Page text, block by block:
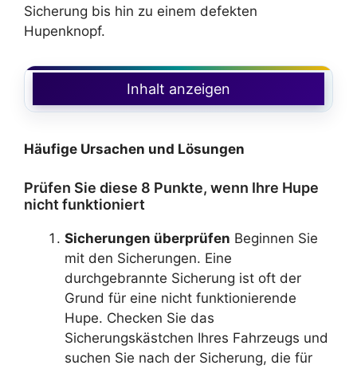
Sicherung bis hin zu einem defekten
Hupenknopf.
Inhalt anzeigen
Häufige Ursachen und Lösungen
Prüfen Sie diese 8 Punkte, wenn Ihre Hupe
nicht funktioniert
Sicherungen überprüfen Beginnen Sie
mit den Sicherungen. Eine
durchgebrannte Sicherung ist oft der
Grund für eine nicht funktionierende
Hupe. Checken Sie das
Sicherungskästchen Ihres Fahrzeugs und
suchen Sie nach der Sicherung, die für